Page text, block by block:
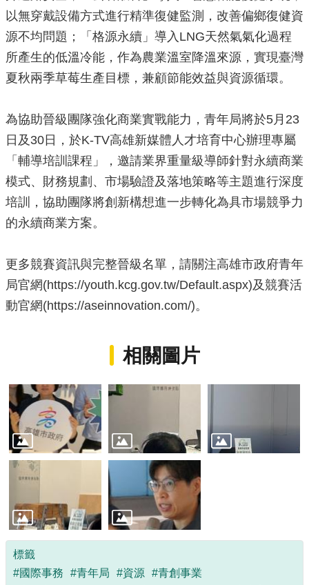
以無穿戴設備方式進行精準復健監測，改善偏鄉復健資
源不均問題；「格源永續」導入LNG天然氣氣化過程
所產生的低溫冷能，作為農業溫室降溫來源，實現臺灣
夏秋兩季草莓生產目標，兼顧節能效益與資源循環。
為協助晉級團隊強化商業實戰能力，青年局將於5月23
日及30日，於K-TV高雄新媒體人才培育中心辦理專屬
「輔導培訓課程」，邀請業界重量級導師針對永續商業
模式、財務規劃、市場驗證及落地策略等主題進行深度
培訓，協助團隊將創新構想進一步轉化為具市場競爭力
的永續商業方案。
更多競賽資訊與完整晉級名單，請關注高雄市政府青年
局官網(https://youth.kcg.gov.tw/Default.aspx)及競賽活
動官網(https://aseinnovation.com/)。
相關圖片
標籤
#國際事務
#青年局 #資源 #青創事業